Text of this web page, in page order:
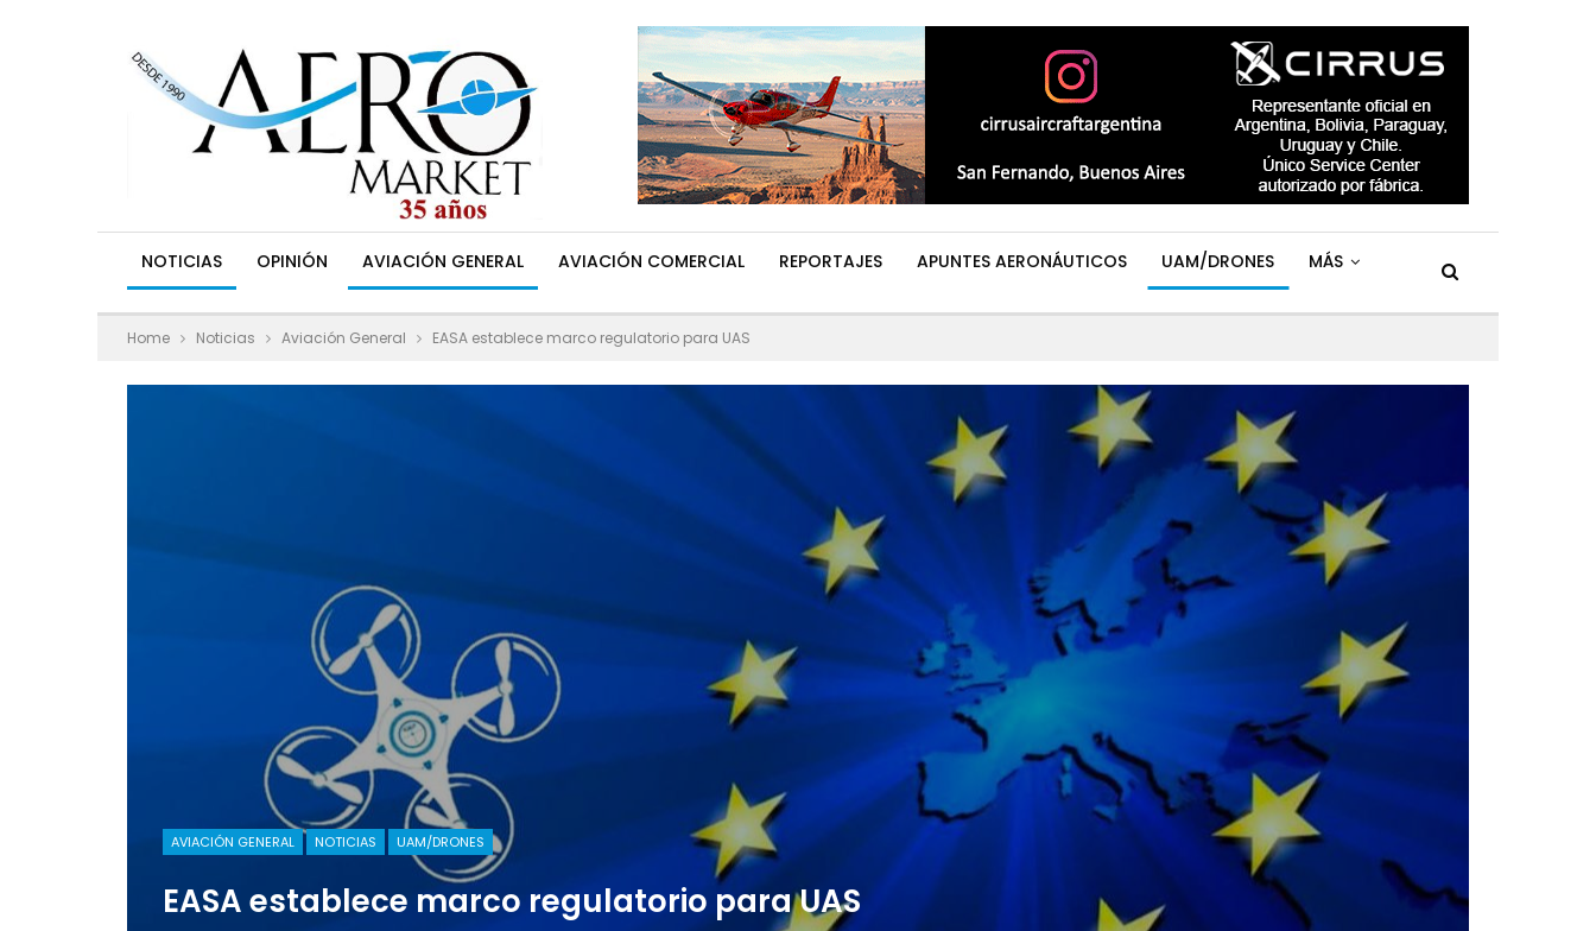
NOTICIAS OPINIÓN AVIACIÓN GENERAL AVIACIÓN COMERCIAL REPORTAJES APUNTES AERONÁUTICOS UAM/DRONES MÁS
Home Noticias Aviación General EASA establece marco regulatorio para UAS
AVIACIÓN GENERAL NOTICIAS UAM/DRONES
EASA establece marco regulatorio para UAS